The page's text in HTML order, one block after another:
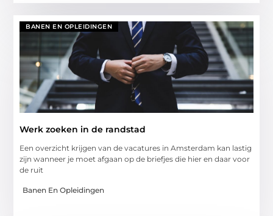
BANEN EN OPLEIDINGEN
Werk zoeken in de randstad
Een overzicht krijgen van de vacatures in Amsterdam kan lastig
zijn wanneer je moet afgaan op de briefjes die hier en daar voor
de ruit
Banen En Opleidingen